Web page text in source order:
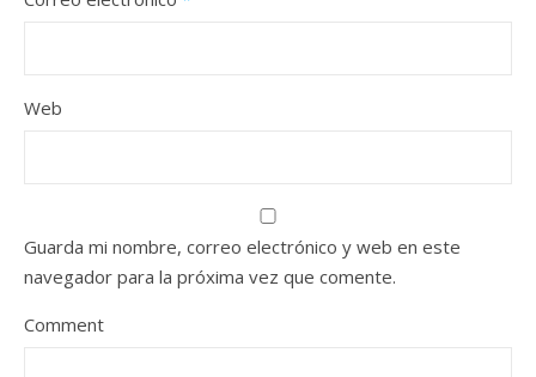
Web
Guarda mi nombre, correo electrónico y web en este
navegador para la próxima vez que comente.
Comment